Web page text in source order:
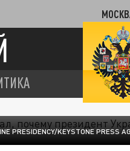
PRESIDENCY/KEYSTONE PRESS